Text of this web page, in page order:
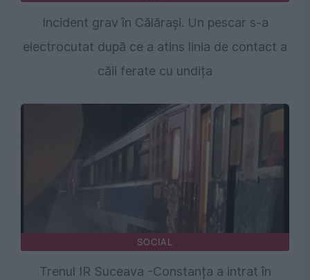
Incident grav în Călărași. Un pescar s-a
electrocutat după ce a atins linia de contact a
căii ferate cu undița
SOCIAL
Trenul IR Suceava -Constanța a intrat în